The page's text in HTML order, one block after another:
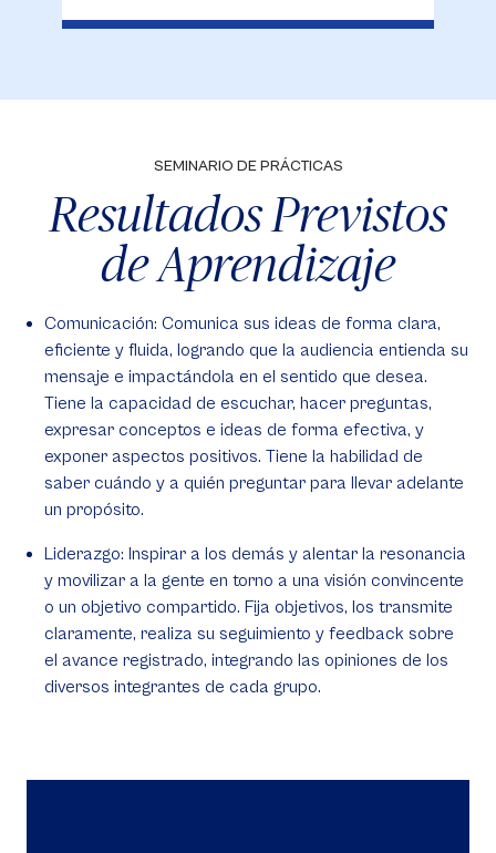
SEMINARIO DE PRÁCTICAS
Resultados Previstos
de Aprendizaje
Comunicación: Comunica sus ideas de forma clara,
eficiente y fluida, logrando que la audiencia entienda su
mensaje e impactándola en el sentido que desea.
Tiene la capacidad de escuchar, hacer preguntas,
expresar conceptos e ideas de forma efectiva, y
exponer aspectos positivos. Tiene la habilidad de
saber cuándo y a quién preguntar para llevar adelante
un propósito.
Liderazgo: Inspirar a los demás y alentar la resonancia
y movilizar a la gente en torno a una visión convincente
o un objetivo compartido. Fija objetivos, los transmite
claramente, realiza su seguimiento y feedback sobre
el avance registrado, integrando las opiniones de los
diversos integrantes de cada grupo.